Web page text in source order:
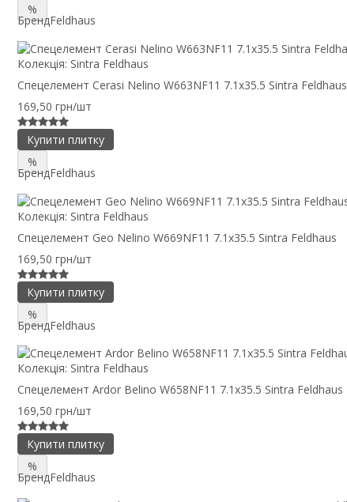
%
БрендFeldhaus
Колекція: Sintra Feldhaus
Спецелемент Cerasi Nelino W663NF11 7.1x35.5 Sintra Feldhaus
169,50 грн/шт
Купити плитку
%
БрендFeldhaus
Колекція: Sintra Feldhaus
Спецелемент Geo Nelino W669NF11 7.1x35.5 Sintra Feldhaus
169,50 грн/шт
Купити плитку
%
БрендFeldhaus
Колекція: Sintra Feldhaus
Спецелемент Ardor Belino W658NF11 7.1x35.5 Sintra Feldhaus
169,50 грн/шт
Купити плитку
%
БрендFeldhaus